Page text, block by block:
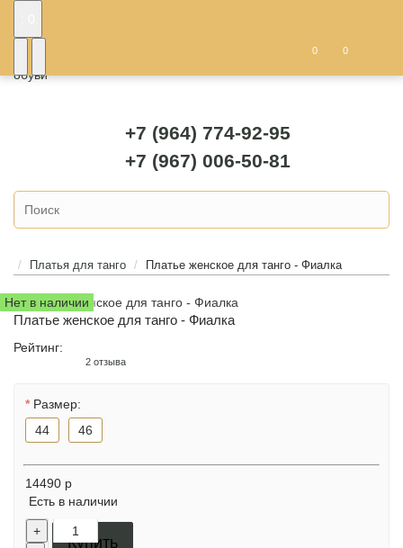
0 0
+7 (964) 774-92-95
+7 (967) 006-50-81
Платья для танго Платье женское для танго - Фиалка
Нет в наличии
Платье женское для танго - Фиалка
Рейтинг:
2 отзыва
Размер:
44
46
14490 р
Есть в наличии
+
Купить